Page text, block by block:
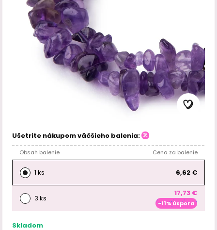
Ušetrite nákupom väčšieho balenia:
Obsah balenie Cena za balenie
1 ks 6,62 €
3 ks
17,73 €
-11% úspora
Skladom